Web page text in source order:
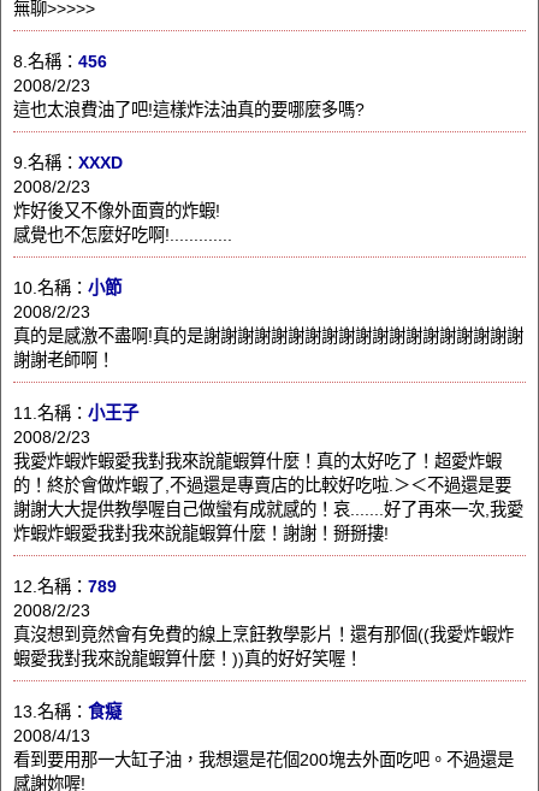
無聊>>>>>
8.名稱： 456
2008/2/23
這也太浪費油了吧!這樣炸法油真的要哪麼多嗎?
9.名稱： XXXD
2008/2/23
炸好後又不像外面賣的炸蝦!
感覺也不怎麼好吃啊!.............
10.名稱： 小節
2008/2/23
真的是感激不盡啊!真的是謝謝謝謝謝謝謝謝謝謝謝謝謝謝謝謝謝謝謝
謝謝老師啊！
11.名稱： 小王子
2008/2/23
我愛炸蝦炸蝦愛我對我來說龍蝦算什麼！真的太好吃了！超愛炸蝦
的！終於會做炸蝦了,不過還是專賣店的比較好吃啦.＞＜不過還是要
謝謝大大提供教學喔自己做蠻有成就感的！哀.......好了再來一次,我愛
炸蝦炸蝦愛我對我來說龍蝦算什麼！謝謝！掰掰摟!
12.名稱： 789
2008/2/23
真沒想到竟然會有免費的線上烹飪教學影片！還有那個((我愛炸蝦炸
蝦愛我對我來說龍蝦算什麼！))真的好好笑喔！
13.名稱： 食癡
2008/4/13
看到要用那一大缸子油，我想還是花個200塊去外面吃吧。不過還是
感謝妳喔!